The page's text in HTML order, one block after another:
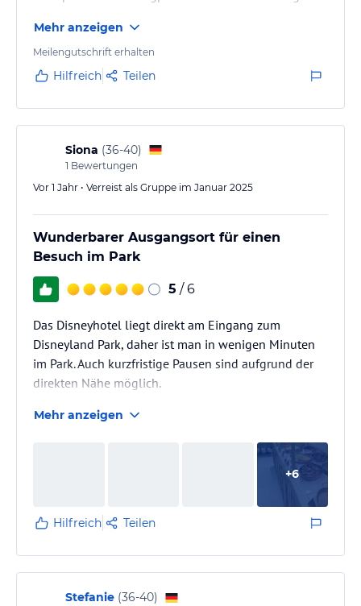
Das personal war hilfsbereit und freundlich
Parken direkt am hotel mit parkservice
Mehr anzeigen
Meilengutschrift erhalten
Hilfreich Teilen
Siona (36-40)
1 Bewertungen
Vor 1 Jahr • Verreist als Gruppe im Januar 2025
Wunderbarer Ausgangsort für einen
Besuch im Park
5 / 6
Das Disneyhotel liegt direkt am Eingang zum
Disneyland Park, daher ist man in wenigen Minuten
im Park. Auch kurzfristige Pausen sind aufgrund der
direkten Nähe möglich.
Mehr anzeigen
+6
Hilfreich Teilen
Stefanie (36-40)